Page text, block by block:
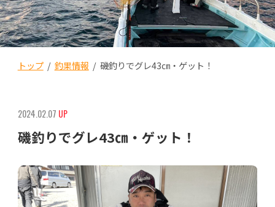
トップ/ 釣果情報 / 磯釣りでグレ43㎝・ゲット！
2024.02.07 UP
磯釣りでグレ43㎝・ゲット！